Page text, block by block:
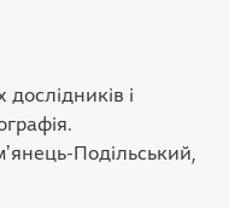
і
Подільський,